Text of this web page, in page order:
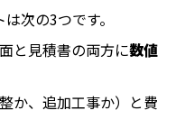
次の3つです。
と見積書の両方に数値
か、追加工事か）と費